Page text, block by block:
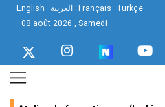
English العربية Français Türkçe
08 août 2026 , Samedi